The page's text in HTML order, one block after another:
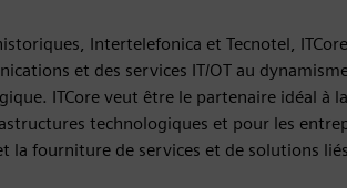
Intertelefonica et Tecnotel,
et des services IT/OT au
ITCore veut être le partenaire idéal à
technologiques et pour les
fourniture de services et de solutions liés